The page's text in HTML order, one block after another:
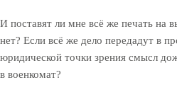
И поставят ли мне всё же печать на
нет? Если всё же дело передадут в
юридической точки зрения смысл
в военкомат?